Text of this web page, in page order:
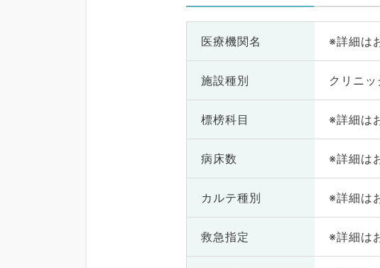
医療機関名 ※詳細は
施設種別 クリニ
標榜科目 ※詳細は
病床数 ※詳細は
カルテ種別 ※詳細は
救急指定 ※詳細は